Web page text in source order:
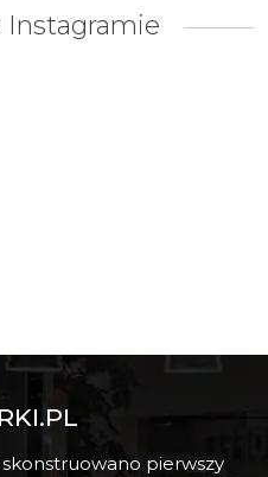
Instagramie
skonstruowano pierwszy